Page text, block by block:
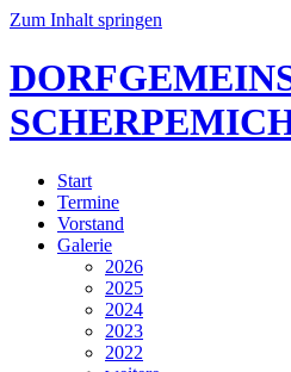
Zum Inhalt springen
Start
Termine
Vorstand
Galerie
2026
2025
2024
2023
2022